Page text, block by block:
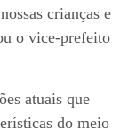
crianças e
o vice-prefeito
atuais que
do meio